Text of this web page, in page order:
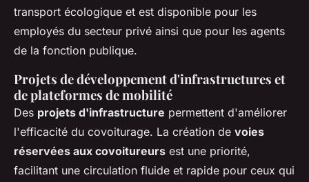
transport écologique et est disponible pour les
employés du secteur privé ainsi que pour les agents
de la fonction publique.
Projets de développement d'infrastructures et
de plateformes de mobilité
Des projets d'infrastructure permettent d'améliorer
l'efficacité du covoiturage. La création de voies
réservées aux covoitureurs est une priorité,
facilitant une circulation fluide et rapide pour ceux qui